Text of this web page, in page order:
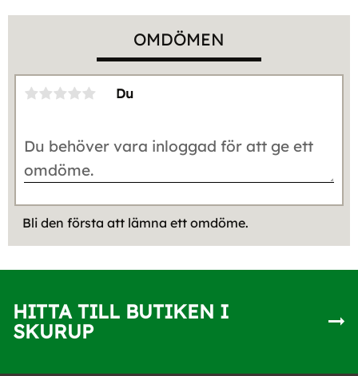
OMDÖMEN
Du
Bli den första att lämna ett omdöme.
HITTA TILL BUTIKEN I
SKURUP